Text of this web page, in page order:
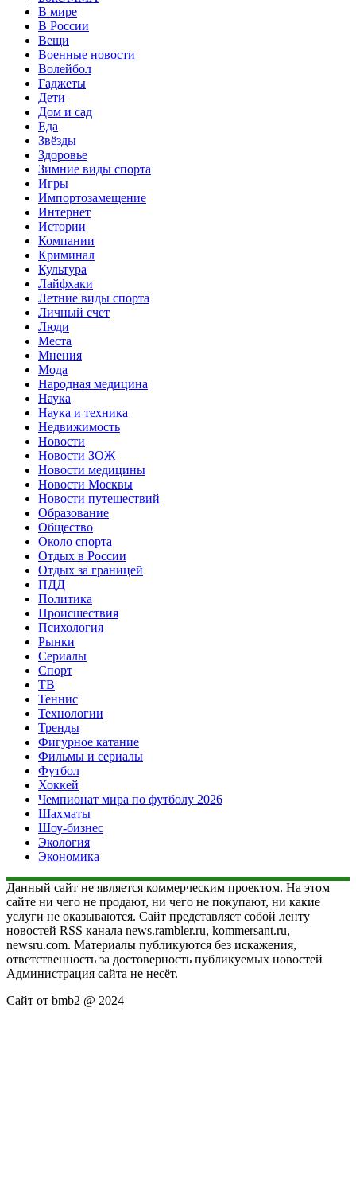
В мире
В России
Вещи
Военные новости
Волейбол
Гаджеты
Дети
Дом и сад
Еда
Звёзды
Здоровье
Зимние виды спорта
Игры
Импортозамещение
Интернет
Истории
Компании
Криминал
Культура
Лайфхаки
Летние виды спорта
Личный счет
Люди
Места
Мнения
Мода
Народная медицина
Наука
Наука и техника
Недвижимость
Новости
Новости ЗОЖ
Новости медицины
Новости Москвы
Новости путешествий
Образование
Общество
Около спорта
Отдых в России
Отдых за границей
ПДД
Политика
Происшествия
Психология
Рынки
Сериалы
Спорт
ТВ
Теннис
Технологии
Тренды
Фигурное катание
Фильмы и сериалы
Футбол
Хоккей
Чемпионат мира по футболу 2026
Шахматы
Шоу-бизнес
Экология
Экономика
Данный сайт не является коммерческим проектом. На этом
сайте ни чего не продают, ни чего не покупают, ни какие
услуги не оказываются. Сайт представляет собой ленту
новостей RSS канала news.rambler.ru, kommersant.ru,
newsru.com. Материалы публикуются без искажения,
ответственность за достоверность публикуемых новостей
Администрация сайта не несёт.
Сайт от bmb2 @ 2024